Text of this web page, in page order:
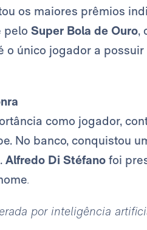
os maiores prêmios
pelo Super Bola de Ouro,
o único jogador a
como jogador,
No banco, conquistou
. Alfredo Di Stéfano foi
.
por inteligência